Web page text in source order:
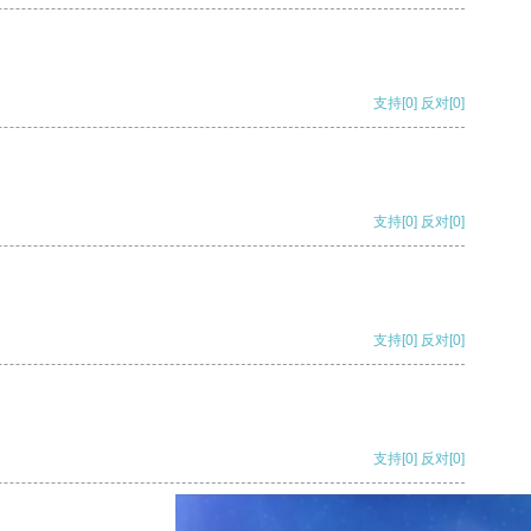
支持[0] 反对[0]
支持[0] 反对[0]
支持[0] 反对[0]
支持[0] 反对[0]